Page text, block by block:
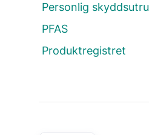
Personlig
PFAS
Produktregistret